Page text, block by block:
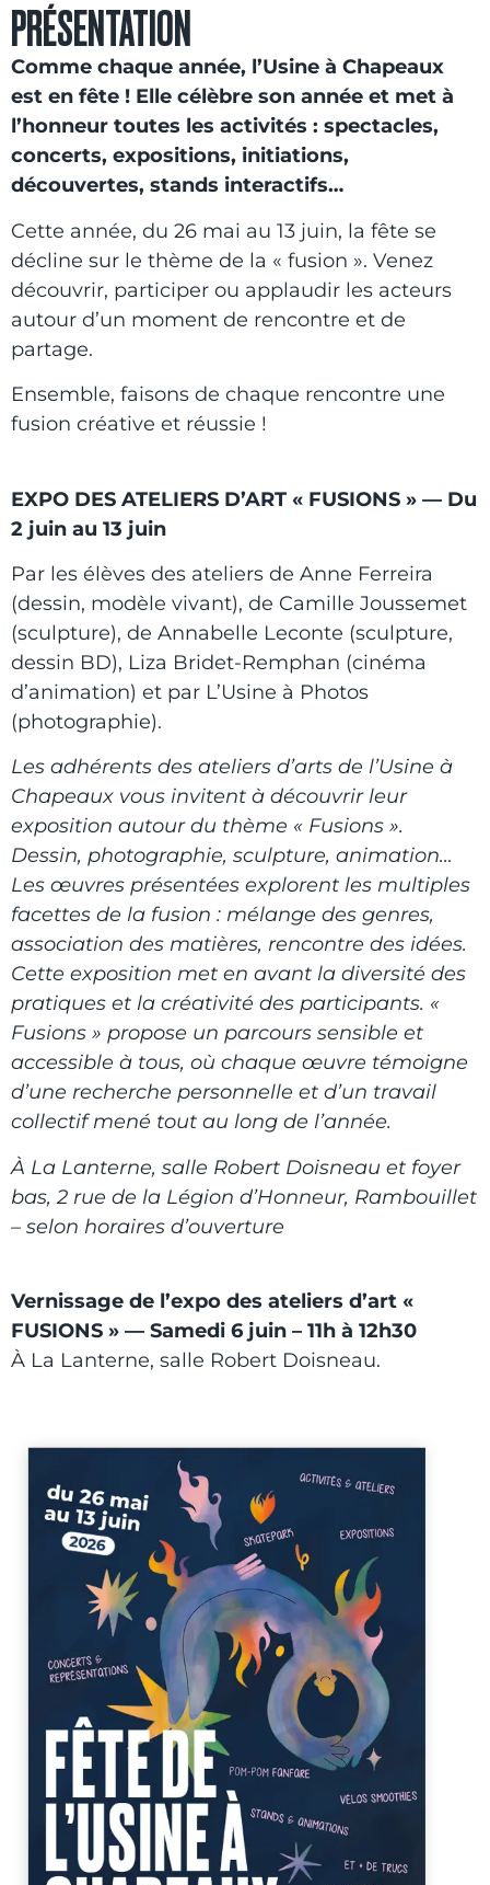
PRÉSENTATION
Comme chaque année, l’Usine à Chapeaux
est en fête ! Elle célèbre son année et met à
l’honneur toutes les activités : spectacles,
concerts, expositions, initiations,
découvertes, stands interactifs…
Cette année, du 26 mai au 13 juin, la fête se
décline sur le thème de la « fusion ». Venez
découvrir, participer ou applaudir les acteurs
autour d’un moment de rencontre et de
partage.
Ensemble, faisons de chaque rencontre une
fusion créative et réussie !
EXPO DES ATELIERS D’ART « FUSIONS » — Du
2 juin au 13 juin
Par les élèves des ateliers de Anne Ferreira
(dessin, modèle vivant), de Camille Joussemet
(sculpture), de Annabelle Leconte (sculpture,
dessin BD), Liza Bridet-Remphan (cinéma
d’animation) et par L’Usine à Photos
(photographie).
Les adhérents des ateliers d’arts de l’Usine à
Chapeaux vous invitent à découvrir leur
exposition autour du thème « Fusions ».
Dessin, photographie, sculpture, animation…
Les œuvres présentées explorent les multiples
facettes de la fusion : mélange des genres,
association des matières, rencontre des idées.
Cette exposition met en avant la diversité des
pratiques et la créativité des participants. «
Fusions » propose un parcours sensible et
accessible à tous, où chaque œuvre témoigne
d’une recherche personnelle et d’un travail
collectif mené tout au long de l’année.
À La Lanterne, salle Robert Doisneau et foyer
bas, 2 rue de la Légion d’Honneur, Rambouillet
– selon horaires d’ouverture
Vernissage de l’expo des ateliers d’art «
FUSIONS » — Samedi 6 juin – 11h à 12h30
À La Lanterne, salle Robert Doisneau.